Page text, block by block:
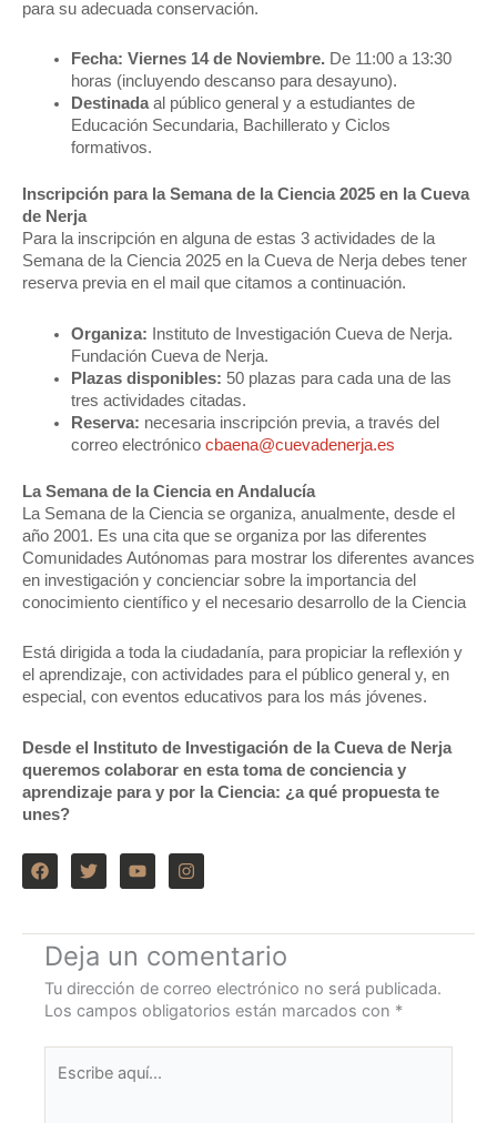
para su adecuada conservación.
Fecha: Viernes 14 de Noviembre. De 11:00 a 13:30
horas (incluyendo descanso para desayuno).
Destinadaal público general y a estudiantes de
Educación Secundaria, Bachillerato y Ciclos
formativos.
Inscripción para la Semana de la Ciencia 2025 en la Cueva
de Nerja
Para la inscripción en alguna de estas 3 actividades de la
Semana de la Ciencia 2025 en la Cueva de Nerja debes tener
reserva previa en el mail que citamos a continuación.
Organiza:
Instituto de Investigación Cueva de Nerja.
Fundación Cueva de Nerja.
Plazas disponibles: 50 plazas para cada una de las
tres actividades citadas.
Reserva: necesaria inscripción previa, a través del
correo electrónico cbaena@cuevadenerja.es
La Semana de la Ciencia en Andalucía
La Semana de la Ciencia se organiza, anualmente, desde el
año 2001. Es una cita que se organiza por las diferentes
Comunidades Autónomas para mostrar los diferentes avances
en investigación y concienciar sobre la importancia del
conocimiento científico y el necesario desarrollo de la Ciencia
Está dirigida a toda la ciudadanía, para propiciar la reflexión y
el aprendizaje, con actividades para el público general y, en
especial, con eventos educativos para los más jóvenes.
Desde el Instituto de Investigación de la Cueva de Nerja
queremos colaborar en esta toma de conciencia y
aprendizaje para y por la Ciencia: ¿a qué propuesta te
unes?
F
a
b
o
o
k
T
w
t
e
r
Y
o
u
b
e
I
n
a
g
r
a
m
Deja un comentario
Tu dirección de correo electrónico no será publicada.
Los campos obligatorios están marcados con *
aquí...